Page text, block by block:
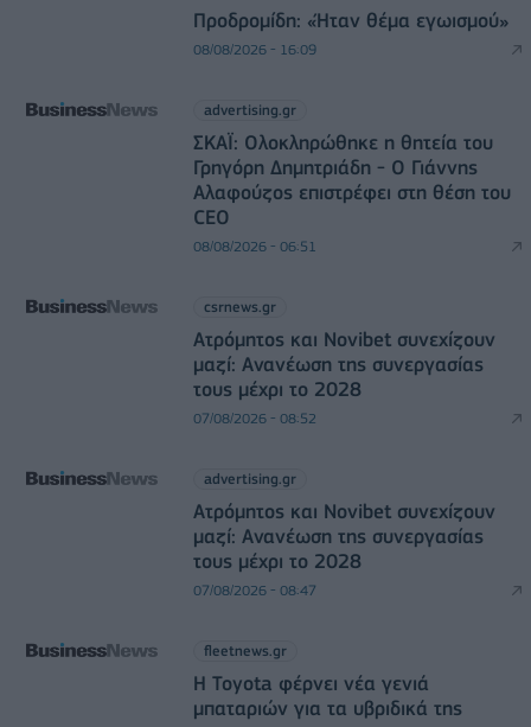
Προδρομίδη: «Ήταν θέμα εγωισμού»
08/08/2026 - 16:09
advertising.gr
ΣΚΑΪ: Ολοκληρώθηκε η θητεία του
Γρηγόρη Δημητριάδη - Ο Γιάννης
Αλαφούζος επιστρέφει στη θέση του
CEO
08/08/2026 - 06:51
csrnews.gr
Ατρόμητος και Novibet συνεχίζουν
μαζί: Ανανέωση της συνεργασίας
τους μέχρι το 2028
07/08/2026 - 08:52
advertising.gr
Ατρόμητος και Novibet συνεχίζουν
μαζί: Ανανέωση της συνεργασίας
τους μέχρι το 2028
07/08/2026 - 08:47
fleetnews.gr
Η Toyota φέρνει νέα γενιά
μπαταριών για τα υβριδικά της